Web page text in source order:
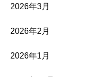
2026年3月
2026年2月
2026年1月